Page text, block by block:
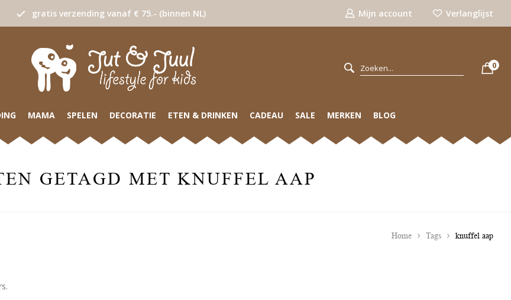
gratis verzending vanaf € 75.- (binnen NL) Mijn account Verlanglijst
0
MAMA SPELEN DECORATIE ETEN & DRINKEN CADEAU SALE MERKEN BLOG
GETAGD MET KNUFFEL AAP
Home Tags knuffel aap